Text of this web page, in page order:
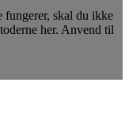
skal du ikke
her. Anvend til